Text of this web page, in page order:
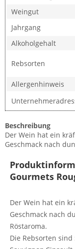
Weingut
Jahrgang
Alkoholgehalt
Rebsorten
Allergenhinweis
Beschreibung
Der Wein hat ein
Geschmack nach
Gourmets
Der Wein hat ein
Geschmack nach
Röstaroma.
Die Rebsorten